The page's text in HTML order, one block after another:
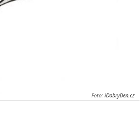
Foto: iDobryDen.cz